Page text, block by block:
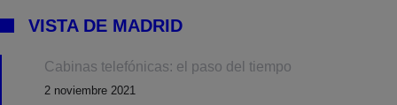
VISTA DE MADRID
Cabinas telefónicas: el paso del tiempo
2 noviembre 2021